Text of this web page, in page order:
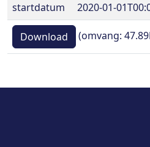
startdatum
2020-01-
Download (omvang: